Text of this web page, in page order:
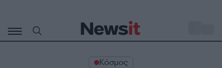
περιεχόμενο
Κόσμος